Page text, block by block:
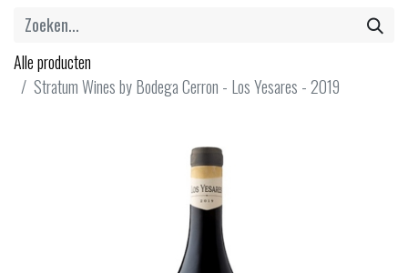
Alle producten
Stratum Wines by Bodega Cerron - Los Yesares - 2019